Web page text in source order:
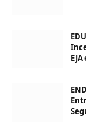
EJA